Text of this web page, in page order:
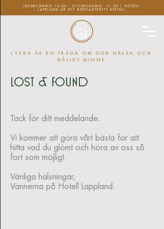
INCHECKNING 16.00 - UTCHECKNING: 11.00 | HOTELL
LAPPLAND ÄR ETT KONTANTFRITT HOTELL
LYCKA ÄR EN FRÅGA OM GOD HÄLSA OCH
DÅLIGT MINNE
Lost & Found
Tack för ditt meddelande.
Vi kommer att göra vårt bästa för att
hitta vad du glömt och höra av oss så
fort som möjligt.
Vänliga hälsningar,
Vännerna på Hotell Lappland.